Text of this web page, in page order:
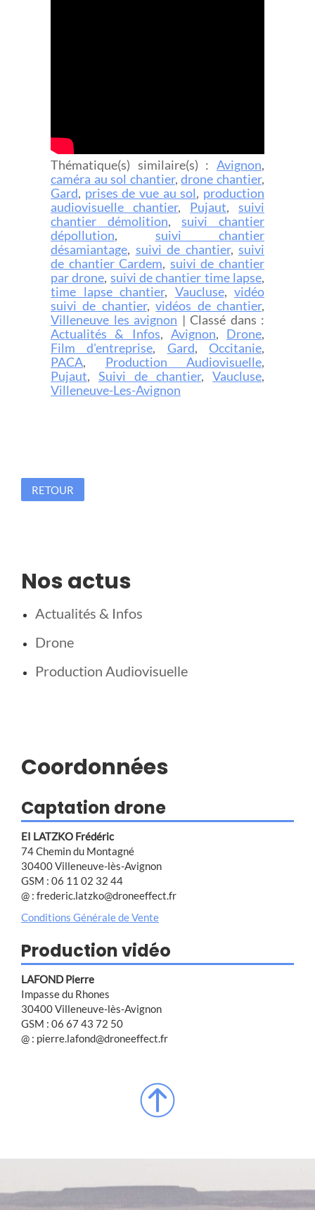
Thématique(s) similaire(s) : Avignon,
caméra au sol chantier,drone chantier,
Gard, prises de vue au sol, production
audiovisuelle chantier, Pujaut, suivi
chantier démolition,suivi chantier
dépollution, suivi chantier
désamiantage, suivi de chantier, suivi
de chantier Cardem, suivi de chantier
par drone, suivi de chantier time lapse,
time lapse chantier, Vaucluse, vidéo
suivi de chantier,vidéos de chantier,
Villeneuve les avignon | Classé dans :
Actualités & Infos, Avignon, Drone,
Film d'entreprise, Gard,Occitanie,
PACA, Production Audiovisuelle,
Pujaut, Suivi de chantier, Vaucluse,
Villeneuve-Les-Avignon
RETOUR
Nos actus
Actualités & Infos
Drone
Production Audiovisuelle
Coordonnées
Captation drone
EI LATZKO Frédéric
74 Chemin du Montagné
30400 Villeneuve-lès-Avignon
GSM : 06 11 02 32 44
@ : frederic.latzko@droneeffect.fr
Conditions Générale de Vente
Production vidéo
LAFOND Pierre
Impasse du Rhones
30400 Villeneuve-lès-Avignon
GSM : 06 67 43 72 50
@ : pierre.lafond@droneeffect.fr